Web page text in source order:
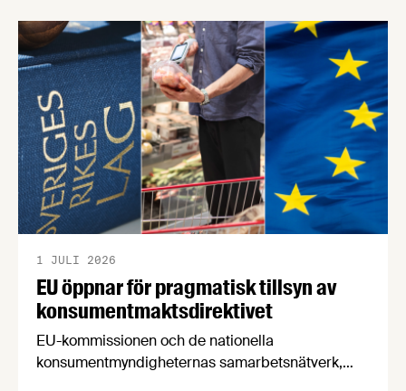
en motståndskraftig livsmedelsförsörjning", och
båda syftar till att bana väg för innovationer som
stärker Sveriges livsmedelsförsörjning.
EU öppnar för pragmatisk tillsyn av
konsumentmaktsdirektivet
1 JULI 2026
EU-kommissionen och de nationella
konsumentmyndigheternas samarbetsnätverk,